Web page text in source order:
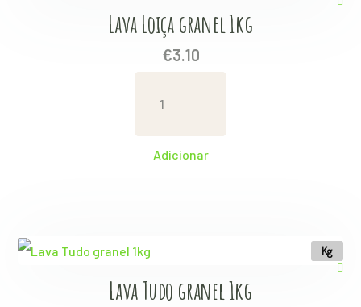
Lava Loiça granel 1kg
€3.10
Loiça
Adicionar
Kg
Lava Tudo granel 1kg